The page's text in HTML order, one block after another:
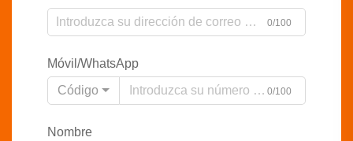
0/100
Móvil/WhatsApp
Código
0/100
Nombre